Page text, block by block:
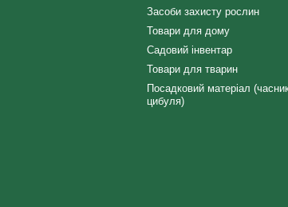
Засоби захисту рослин
Товари для дому
Садовий інвентар
Товари для тварин
Посадковий матеріал
цибуля)